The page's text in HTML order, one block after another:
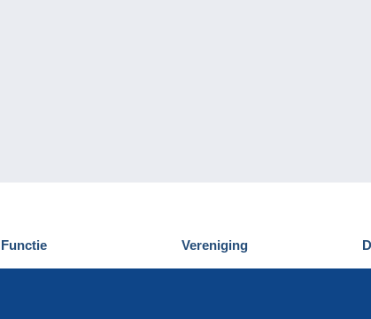
Functie
Nieuwigheden
Vereniging
Wie zijn wij